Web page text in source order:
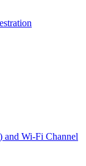
and Wi-Fi Channel